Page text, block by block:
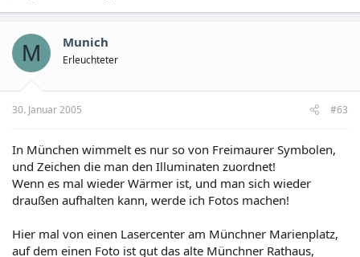
M Munich
Erleuchteter
30. Januar 2005 #63
In München wimmelt es nur so von Freimaurer Symbolen,
und Zeichen die man den Illuminaten zuordnet!
Wenn es mal wieder Wärmer ist, und man sich wieder
draußen aufhalten kann, werde ich Fotos machen!
Hier mal von einen Lasercenter am Münchner Marienplatz,
auf dem einen Foto ist gut das alte Münchner Rathaus,